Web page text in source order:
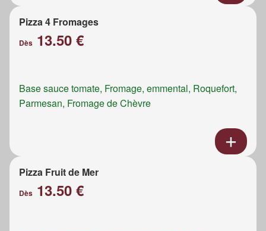
Pizza 4 Fromages
Dès 13.50 €
Base sauce tomate, Fromage, emmental, Roquefort,
Parmesan, Fromage de Chèvre
Pizza Fruit de Mer
Dès 13.50 €